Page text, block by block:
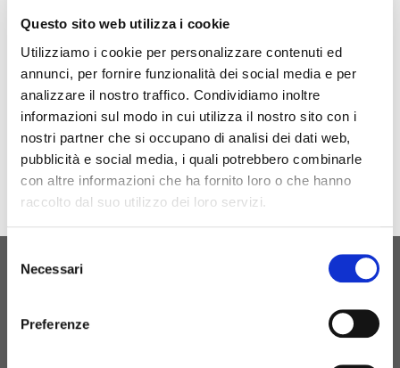
Questo sito web utilizza i cookie
Utilizziamo i cookie per personalizzare contenuti ed
annunci, per fornire funzionalità dei social media e per
analizzare il nostro traffico. Condividiamo inoltre
informazioni sul modo in cui utilizza il nostro sito con i
nostri partner che si occupano di analisi dei dati web,
pubblicità e social media, i quali potrebbero combinarle
con altre informazioni che ha fornito loro o che hanno
raccolto dal suo utilizzo dei loro servizi.
delNecessari
Preferenze
Site de l'événement
CONTACTEZ-NOUS